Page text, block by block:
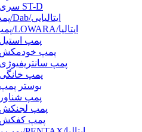
سری ST-D
پمپ داب/Dab/ایتالیایی
پمپ لوارا/LOWARA/ایتالیا
پمپ استیل
پمپ خودمکش
پمپ سانتریفیوژی
پمپ خانگی
بوستر پمپ
پمپ شناور
پمپ لجنکش
پمپ کفکش